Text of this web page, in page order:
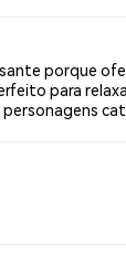
porque
para